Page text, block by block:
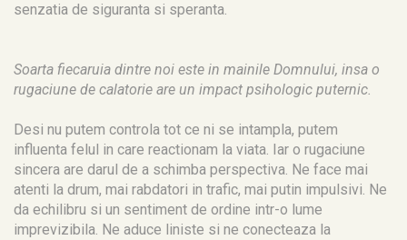
senzatia de siguranta si speranta.
Soarta fiecaruia dintre noi este in mainile Domnului, insa o
rugaciune de calatorie are un impact psihologic puternic.
Desi nu putem controla tot ce ni se intampla, putem
influenta felul in care reactionam la viata. Iar o rugaciune
sincera are darul de a schimba perspectiva. Ne face mai
atenti la drum, mai rabdatori in trafic, mai putin impulsivi. Ne
da echilibru si un sentiment de ordine intr-o lume
imprevizibila. Ne aduce liniste si ne conecteaza la